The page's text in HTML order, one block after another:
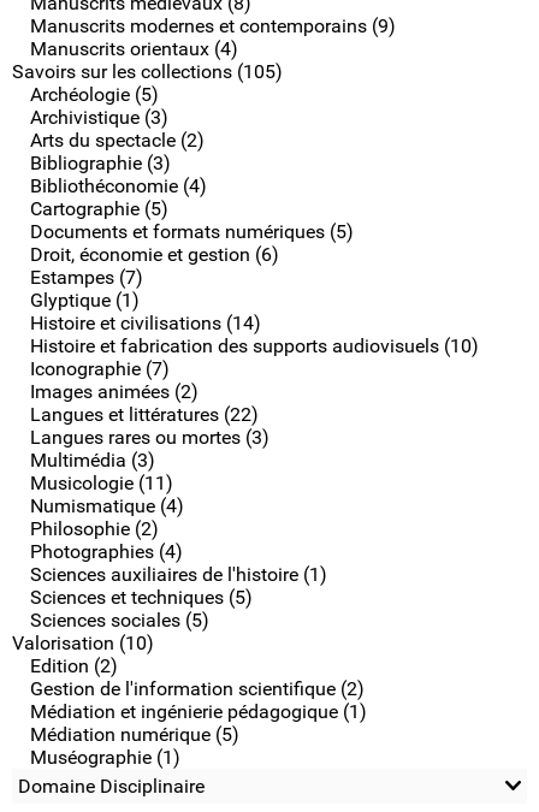
Manuscrits modernes et contemporains (9)
Manuscrits orientaux (4)
Savoirs sur les collections (105)
Archéologie (5)
Archivistique (3)
Arts du spectacle (2)
Bibliographie (3)
Bibliothéconomie (4)
Cartographie (5)
Documents et formats numériques (5)
Droit, économie et gestion (6)
Estampes (7)
Glyptique (1)
Histoire et civilisations (14)
Histoire et fabrication des supports audiovisuels (10)
Iconographie (7)
Images animées (2)
Langues et littératures (22)
Langues rares ou mortes (3)
Multimédia (3)
Musicologie (11)
Numismatique (4)
Philosophie (2)
Photographies (4)
Sciences auxiliaires de l'histoire (1)
Sciences et techniques (5)
Sciences sociales (5)
Valorisation (10)
Edition (2)
Gestion de l'information scientifique (2)
Médiation et ingénierie pédagogique (1)
Médiation numérique (5)
Muséographie (1)
Domaine Disciplinaire